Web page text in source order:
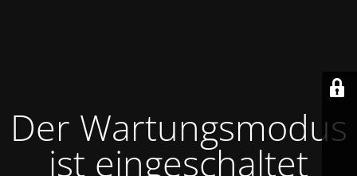
Der Wartungsmodus
ist eingeschaltet